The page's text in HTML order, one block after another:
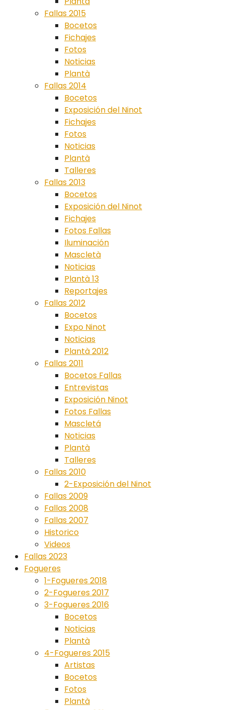
Fallas 2015
Bocetos
Fichajes
Fotos
Noticias
Plantà
Fallas 2014
Bocetos
Exposición del Ninot
Fichajes
Fotos
Noticias
Plantà
Talleres
Fallas 2013
Bocetos
Exposición del Ninot
Fichajes
Fotos Fallas
Iluminación
Mascletà
Noticias
Plantà 13
Reportajes
Fallas 2012
Bocetos
Expo Ninot
Noticias
Plantà 2012
Fallas 2011
Bocetos Fallas
Entrevistas
Exposición Ninot
Fotos Fallas
Mascletá
Noticias
Plantà
Talleres
Fallas 2010
2-Exposición del Ninot
Fallas 2009
Fallas 2008
Fallas 2007
Historico
Videos
Fallas 2023
Fogueres
1-Fogueres 2018
2-Fogueres 2017
3-Fogueres 2016
Bocetos
Noticias
Plantà
4-Fogueres 2015
Artistas
Bocetos
Fotos
Plantà